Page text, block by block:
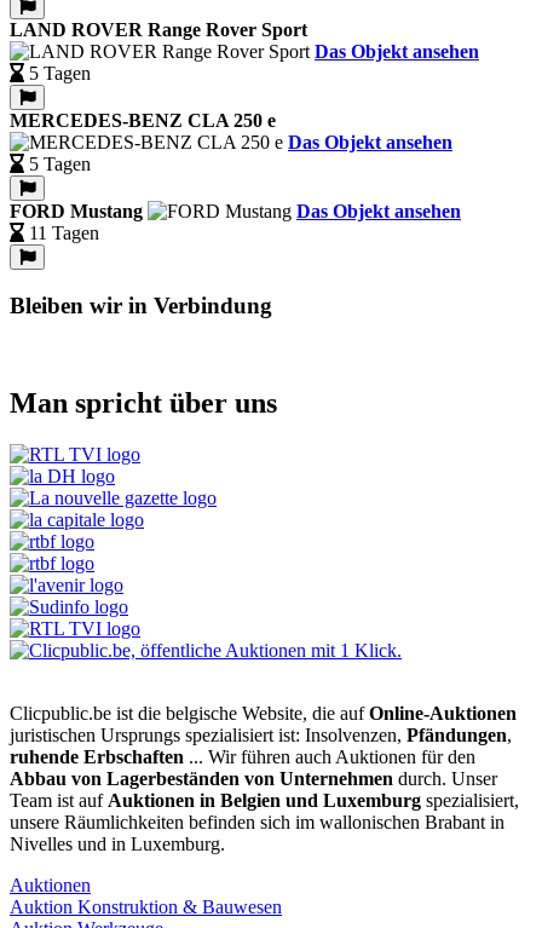
LAND ROVER Range Rover Sport
Das Objekt ansehen
5 Tagen
MERCEDES-BENZ CLA 250 e
Das Objekt ansehen
5 Tagen
FORD Mustang
Das Objekt ansehen
11 Tagen
Bleiben wir in Verbindung
Man spricht über uns
Clicpublic.be ist die belgische Website, die aufOnline-Auktionen
juristischen Ursprungs spezialisiert ist: Insolvenzen, Pfändungen,
ruhende Erbschaften ... Wir führen auch Auktionen für den
Abbau von Lagerbeständen von Unternehmen durch. Unser
Team ist auf Auktionen in Belgien und Luxemburg spezialisiert,
unsere Räumlichkeiten befinden sich im wallonischen Brabant in
Nivelles und in Luxemburg.
Auktionen
Auktion Konstruktion & Bauwesen